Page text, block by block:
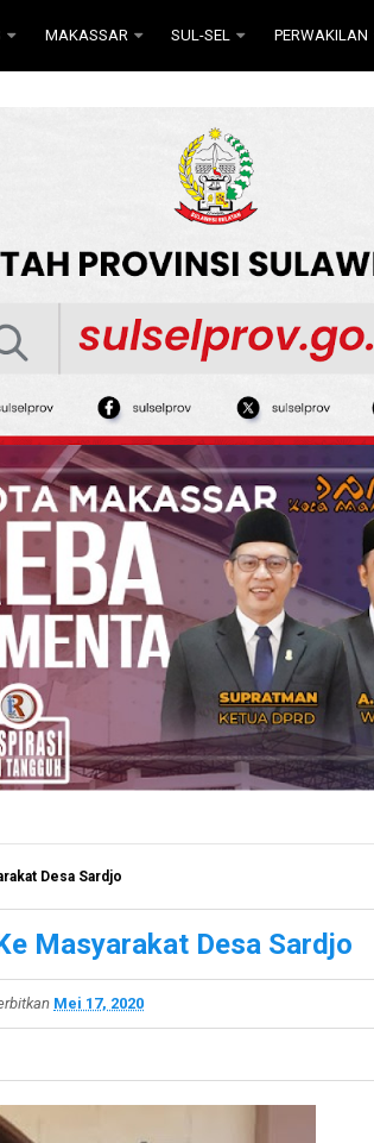
MAKASSAR SUL-SEL PERWAKILAN
Desa Sardjo
Masyarakat Desa Sardjo
Mei 17, 2020